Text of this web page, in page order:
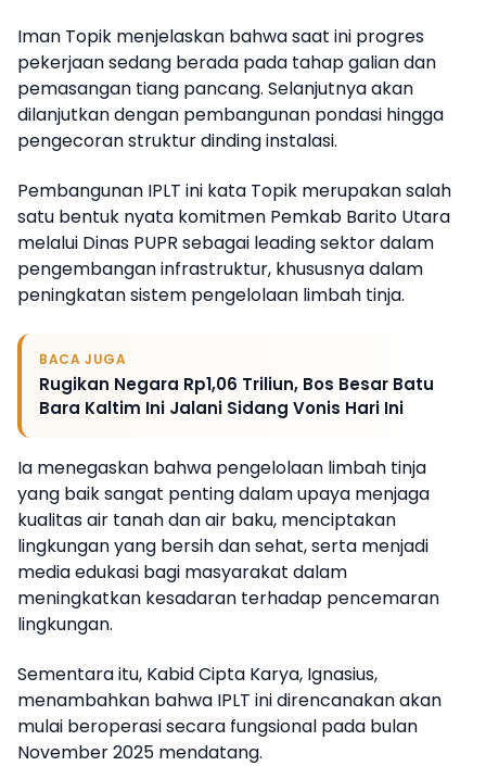
Iman Topik menjelaskan bahwa saat ini progres
pekerjaan sedang berada pada tahap galian dan
pemasangan tiang pancang. Selanjutnya akan
dilanjutkan dengan pembangunan pondasi hingga
pengecoran struktur dinding instalasi.
Pembangunan IPLT ini kata Topik merupakan salah
satu bentuk nyata komitmen Pemkab Barito Utara
melalui Dinas PUPR sebagai leading sektor dalam
pengembangan infrastruktur, khususnya dalam
peningkatan sistem pengelolaan limbah tinja.
BACA JUGA
Rugikan Negara Rp1,06 Triliun, Bos Besar Batu
Bara Kaltim Ini Jalani Sidang Vonis Hari Ini
Ia menegaskan bahwa pengelolaan limbah tinja
yang baik sangat penting dalam upaya menjaga
kualitas air tanah dan air baku, menciptakan
lingkungan yang bersih dan sehat, serta menjadi
media edukasi bagi masyarakat dalam
meningkatkan kesadaran terhadap pencemaran
lingkungan.
Sementara itu, Kabid Cipta Karya, Ignasius,
menambahkan bahwa IPLT ini direncanakan akan
mulai beroperasi secara fungsional pada bulan
November 2025 mendatang.